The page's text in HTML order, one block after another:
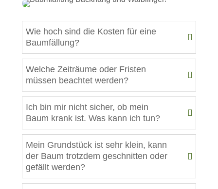
Wie hoch sind die Kosten für eine
Baumfällung?
Welche Zeiträume oder Fristen
müssen beachtet werden?
Ich bin mir nicht sicher, ob mein
Baum krank ist. Was kann ich tun?
Mein Grundstück ist sehr klein, kann
der Baum trotzdem geschnitten oder
gefällt werden?